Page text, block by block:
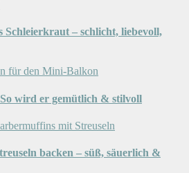
Schleierkraut – schlicht, liebevoll,
wird er gemütlich & stilvoll
backen – süß, säuerlich &